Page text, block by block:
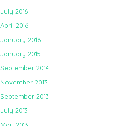
July 2016
April 2016
January 2016
January 2015
September 2014
November 2013
September 2013
July 2013